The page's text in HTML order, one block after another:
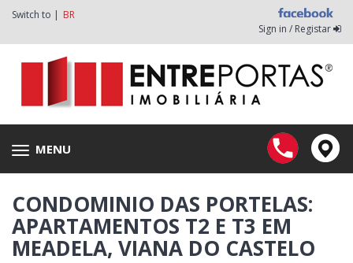
Switch to | BR
Sign in / Registar
Toggle
navigation
MENU
CONDOMINIO DAS PORTELAS:
APARTAMENTOS T2 E T3 EM
MEADELA, VIANA DO CASTELO